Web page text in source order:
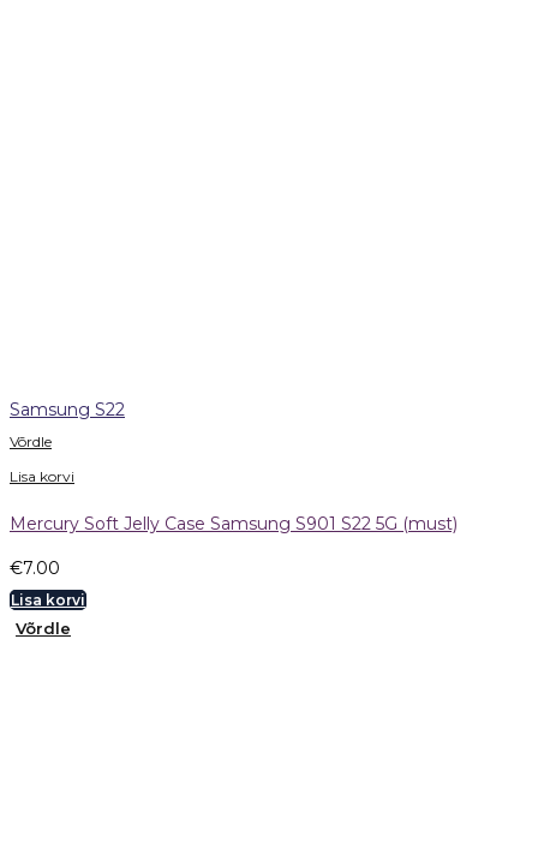
Samsung S22
Võrdle
Lisa korvi
Mercury Soft Jelly Case Samsung S901 S22 5G (must)
Võrdle
€7.00
Lisa korvi